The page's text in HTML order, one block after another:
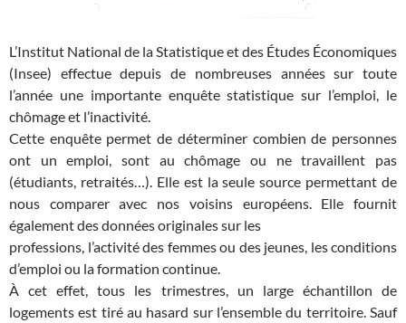
L’Institut National de la Statistique et des Études Économiques
(Insee) effectue depuis de nombreuses années sur toute
l’année une importante enquête statistique sur l’emploi, le
chômage et l’inactivité.
Cette enquête permet de déterminer combien de personnes
ont un emploi, sont au chômage ou ne travaillent pas
(étudiants, retraités…). Elle est la seule source permettant de
nous comparer avec nos voisins européens. Elle fournit
également des données originales sur les
professions, l’activité des femmes ou des jeunes, les conditions
d’emploi ou la formation continue.
À cet effet, tous les trimestres, un large échantillon de
logements est tiré au hasard sur l’ensemble du territoire. Sauf